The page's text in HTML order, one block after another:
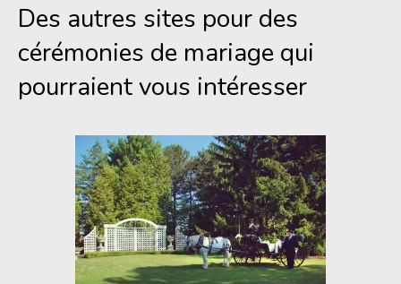
Des autres sites pour des
cérémonies de mariage qui
pourraient vous intéresser